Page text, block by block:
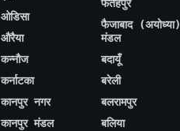
ओडिसा
औरैया
कन्नौज
कर्नाटका
कानपुर नगर
कानपुर मंडल
फतेहपुर
फैजाबाद (अयोध्या)
मंडल
बदायूँ
बरेली
बलरामपुर
बलिया